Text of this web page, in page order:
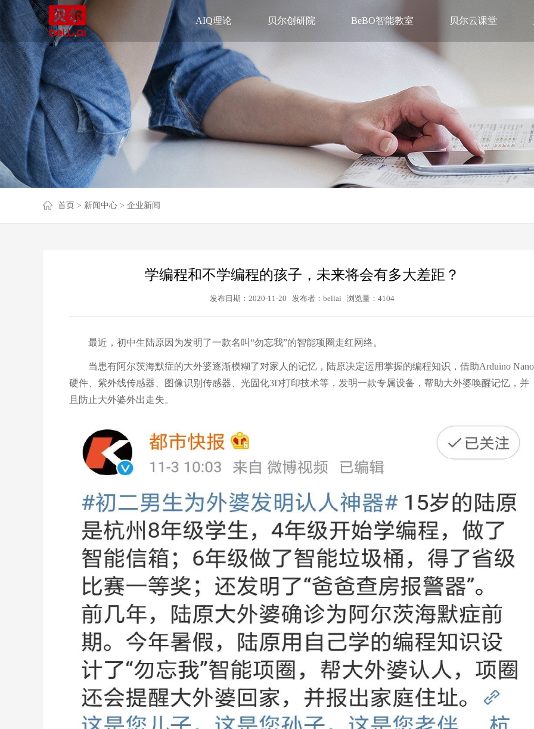
AIQ理论 贝尔创研院 BeBO智能教室 贝尔云课堂
首页 > 新闻中心 > 企业新闻
学编程和不学编程的孩子，未来将会有多大差距？
发布日期：2020-11-20 发布者：bellai 浏览量：4104
最近，初中生陆原因为发明了一款名叫“勿忘我”的智能项圈走红网络。
当患有阿尔茨海默症的大外婆逐渐模糊了对家人的记忆，陆原决定运用掌握的编程知识，借助Arduino Nano
硬件、紫外线传感器、图像识别传感器、光固化3D打印技术等，发明一款专属设备，帮助大外婆唤醒记忆，并
且防止大外婆外出走失。